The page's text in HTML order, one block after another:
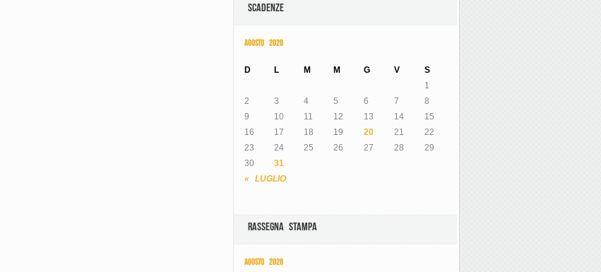
SCADENZE
AGOSTO 2026
D L M M G V S
« LUGLIO
1
2
3 4 5 6 7
8
9
10 11 12 13 14
15
16
17 18 19 20 21
22
23
24 25 26 27 28
29
30
31
RASSEGNA STAMPA
AGOSTO 2026